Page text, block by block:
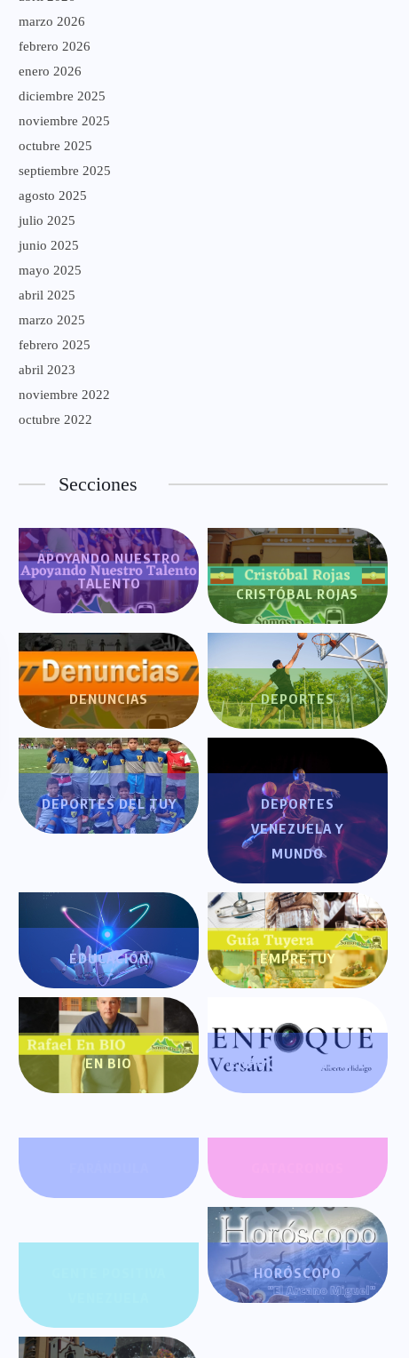
marzo 2026
febrero 2026
enero 2026
diciembre 2025
noviembre 2025
octubre 2025
septiembre 2025
agosto 2025
julio 2025
junio 2025
mayo 2025
abril 2025
marzo 2025
febrero 2025
abril 2023
noviembre 2022
octubre 2022
Secciones
APOYANDO NUESTRO
TALENTO
CRISTÓBAL ROJAS
DENUNCIAS DEPORTES
DEPORTES DEL TUY
DEPORTES
VENEZUELA Y
MUNDO
EDUCACIÓN EMPRETUY
EN BIO ENFOQUE VERSÁTIL
HORÓSCOPO